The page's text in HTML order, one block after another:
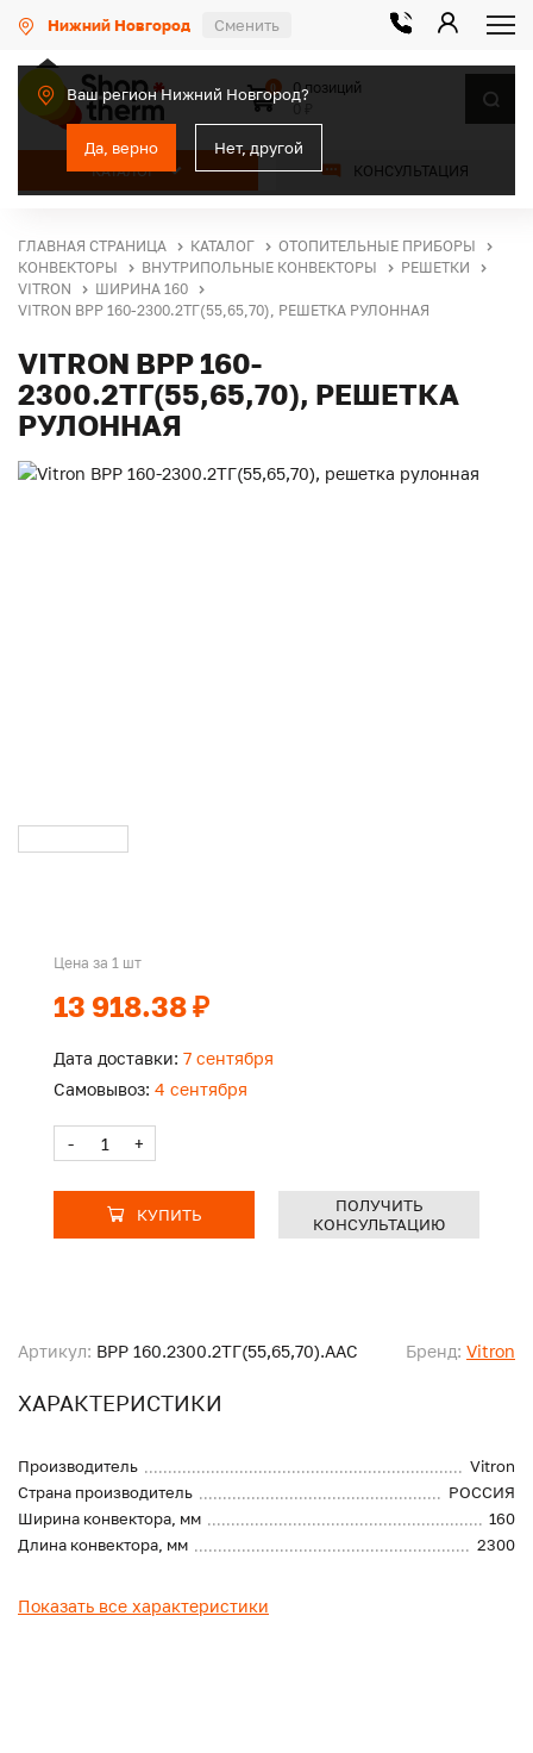
Нижний Новгород Сменить
Ваш регион Нижний Новгород?
Да, верно Нет, другой
КАТАЛОГ КОНСУЛЬТАЦИЯ
0
0 позиций
ГЛАВНАЯ СТРАНИЦА КАТАЛОГ
ОТОПИТЕЛЬНЫЕ ПРИБОРЫ
КОНВЕКТОРЫ
ВНУТРИПОЛЬНЫЕ КОНВЕКТОРЫ
РЕШЕТКИ
VITRON
ШИРИНА 160
VITRON ВРР 160-2300.2ТГ(55,65,70), РЕШЕТКА РУЛОННАЯ
VITRON ВРР 160-
2300.2ТГ(55,65,70), РЕШЕТКА
РУЛОННАЯ
Артикул: ВРР 160.2300.2ТГ(55,65,70).ААС Бренд: Vitron
ХАРАКТЕРИСТИКИ
Производитель
Vitron
Страна производитель
РОССИЯ
Ширина конвектора, мм
160
Длина конвектора, мм
2300
Показать все характеристики
Цена за 1 шт
13 918.38 ₽
Дата доставки: 7 сентября
Самовывоз: 4 сентября
- +
КУПИТЬ
ПОЛУЧИТЬ
КОНСУЛЬТАЦИЮ